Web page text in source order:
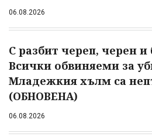
06.08.2026
С разбит череп, черен и
Всички обвиняеми за
Младежкия хълм са
(ОБНОВЕНА)
06.08.2026